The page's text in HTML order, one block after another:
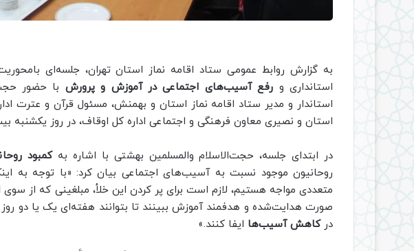
به گزارش روابط عمومی ستاد اقامه نماز استان تهران، جلسه‌ای‌
استانداری و رفع آسیب‌های اجتماعی در آموزش و پرورش با حضور
استاندار و مدیر ستاد اقامه نماز استان و بهمنش‌، مسئول قرآن و عترت
استان و نصیری معاون فرهنگی و اجتماعی اداره کل اوقاف، در روز یکشنبه
در ابتدای جلسه، حجت‌الاسلام والمسلمین بهشتی با اشاره بهکمبود
روحانیون موجود نسبت به آسیب‌های اجتماعی بیان کرد: «با توجه به
متعددی مواجه هستیم، لازم است برای پر کردن این خلأ، مبلغینی که از سوی
صورت هدایت‌شده و هدفمند آموزش ببینند تا بتوانند هفته‌ای یک یا دو
درکاهش آسیب‌ها ایفا کنند.»